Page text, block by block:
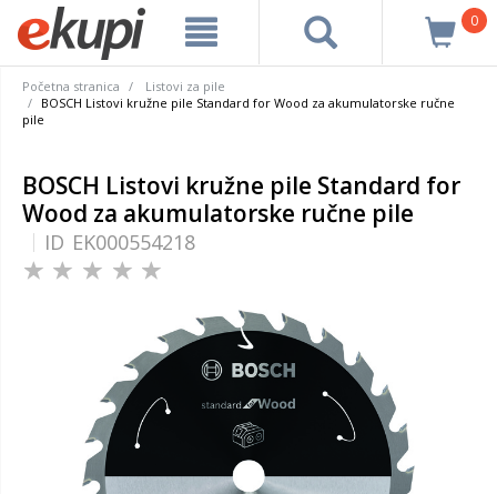
0
Početna stranica
Listovi za pile
BOSCH Listovi kružne pile Standard for Wood za akumulatorske ručne
pile
BOSCH Listovi kružne pile Standard for
Wood za akumulatorske ručne pile
ID EK000554218